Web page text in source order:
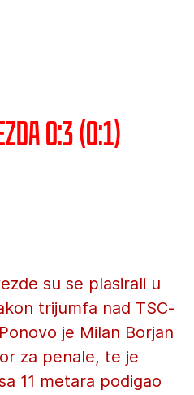
0:3 (0:1)
su se plasirali u
trijumfa nad TSC-
je Milan Borjan
za penale, te je
11 metara podigao